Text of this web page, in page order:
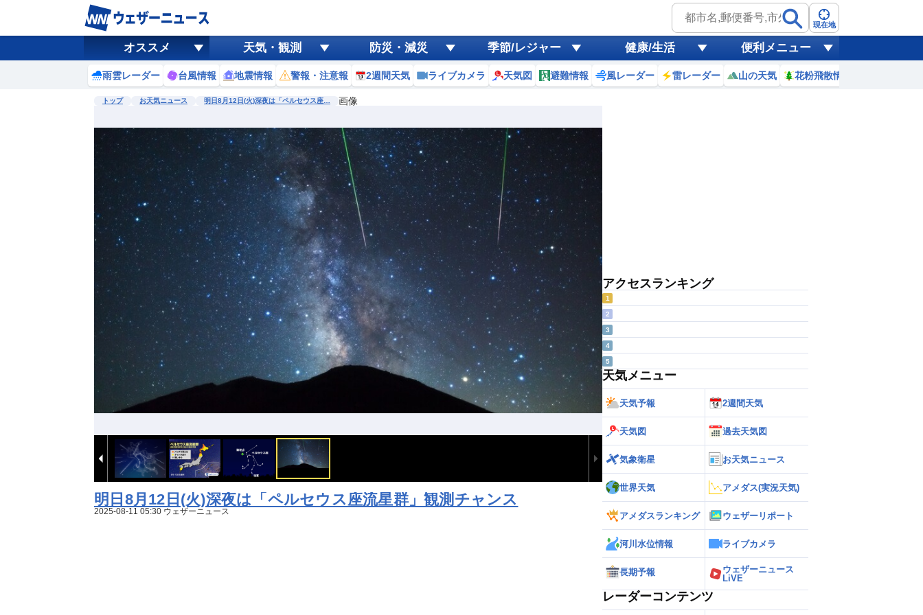
現在地
オススメ 天気・観測 防災・減災 季節/レジャー 健康/生活 便利メニュー
雨雲レーダー 台風情報 地震情報 警報・注意報 2週間天気 ライブカメラ 天気図 避難情報 風レーダー 雷レーダー 山の天気 花粉飛散情報
トップ お天気ニュース 明日8月12日(火)深夜は「ペルセウス座… 画像
明日8月12日(火)深夜は「ペルセウス座流星群」観測チャンス
2025-08-11 05:30 ウェザーニュース
アクセスランキング
1
2
3
4
5
天気メニュー
天気予報 2週間天気
天気図 過去天気図
気象衛星 お天気ニュース
世界天気 アメダス(実況天気)
アメダスランキング ウェザーリポート
河川水位情報 ライブカメラ
長期予報
ウェザーニュース
LiVE
レーダーコンテンツ